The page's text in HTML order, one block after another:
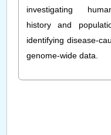
investigating
history and
identifying disease-
genome-wide data.